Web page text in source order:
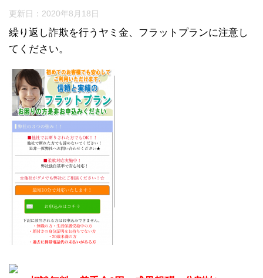
更新日： 2020年8月18日
繰り返し詐欺を行うヤミ金、フラットプランに注意し
てください。